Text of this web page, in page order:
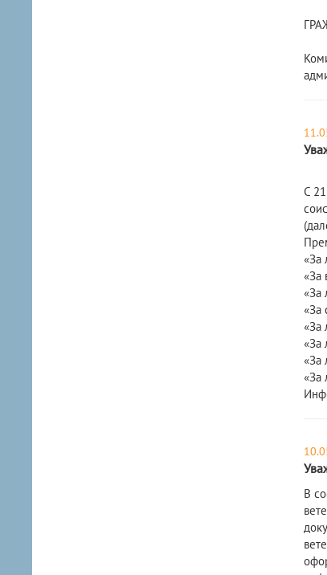
С
«За
«За
«За
«За
«За
«За
«За
«За
В